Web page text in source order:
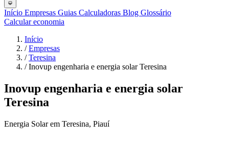
Início Empresas Guias Calculadoras Blog Glossário
Calcular economia
Início
/ Empresas
/ Teresina
/ Inovup engenharia e energia solar Teresina
Inovup engenharia e energia solar
Teresina
Energia Solar em Teresina, Piauí